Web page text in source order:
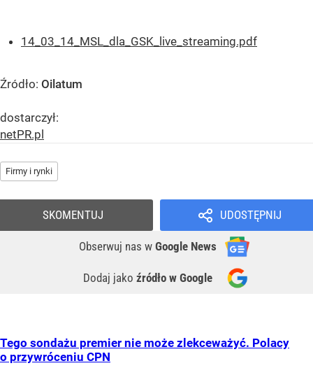
14_03_14_MSL_dla_GSK_live_streaming.pdf
Źródło: Oilatum
dostarczył:
netPR.pl
Firmy i rynki
UDOSTĘPNIJ
Obserwuj nas w Google News
Dodaj jako źródło w Google
SKOMENTUJ
Tego sondażu premier nie może zlekceważyć. Polacy
o przywróceniu CPN